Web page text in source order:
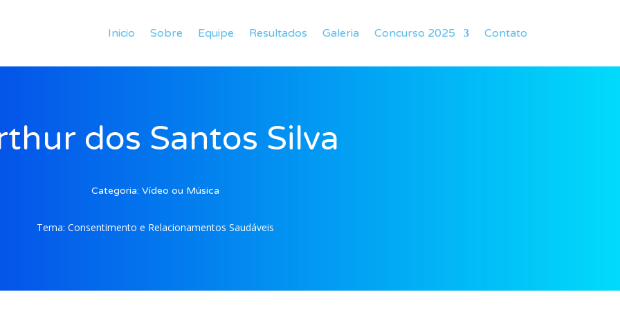
Inicio Sobre Equipe Resultados Galeria Concurso 2025 Contato
dos Santos Silva
Categoria: Vídeo ou Música
Tema: Consentimento e Relacionamentos Saudáveis